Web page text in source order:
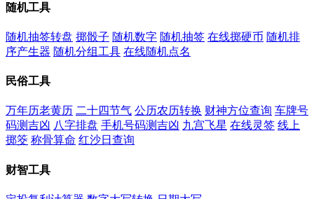
随机工具
随机抽签转盘 掷骰子 随机数字 随机抽签 在线掷硬币 随机排
序产生器 随机分组工具 在线随机点名
民俗工具
万年历老黄历 二十四节气 公历农历转换 财神方位查询 车牌号
码测吉凶 八字排盘 手机号码测吉凶 九宫飞星 在线灵签 线上
掷筊 称骨算命 红沙日查询
财智工具